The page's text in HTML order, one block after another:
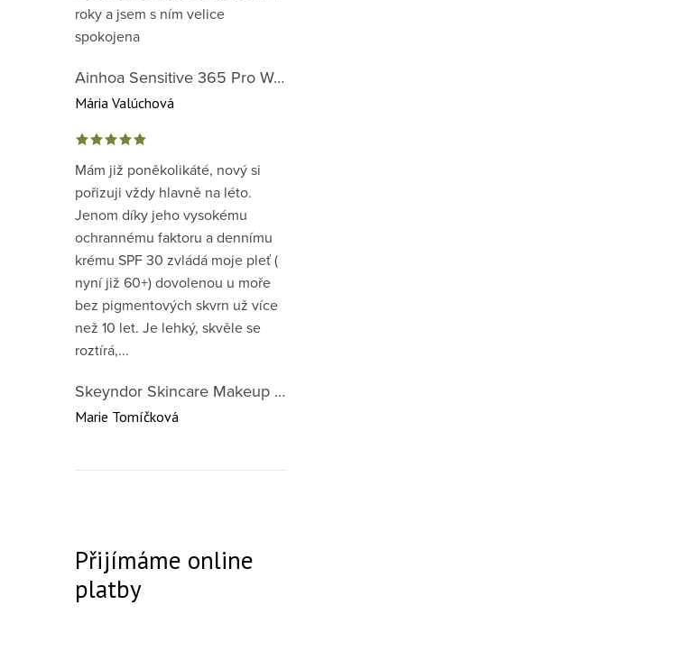
roky a jsem s ním velice
spokojena
Ainhoa Sensitive 365 Pro Well-Being Cream - zklidňující krém pro normální až suchou citlivou pleť
Mária Valúchová
Mám již poněkolikáté, nový si
pořizuji vždy hlavně na léto.
Jenom díky jeho vysokému
ochrannému faktoru a dennímu
krému SPF 30 zvládá moje pleť (
nyní již 60+) dovolenou u moře
bez pigmentových skvrn už více
než 10 let. Je lehký, skvěle se
roztírá,...
Skeyndor Skincare Makeup DD Cream SPF50 – lehký tónovací krém pro všechny typy pleti 40 ml
Marie Tomíčková
Přijímáme online
platby